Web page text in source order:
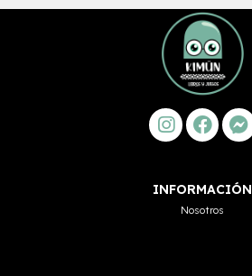
INFORMACIÓN
Nosotros